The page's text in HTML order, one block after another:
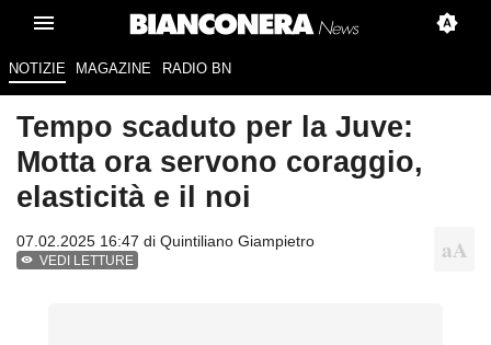
NOTIZIE MAGAZINE RADIO BN
Tempo scaduto per la Juve:
Motta ora servono coraggio,
elasticità e il noi
07.02.2025 16:47 di Quintiliano Giampietro
VEDI LETTURE